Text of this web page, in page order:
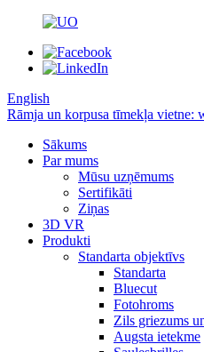
English
Rāmja un korpusa tīmekļa vietne:
Sākums
Par mums
Mūsu uzņēmums
Sertifikāti
Ziņas
3D VR
Produkti
Standarta objektīvs
Standarta
Bluecut
Fotohroms
Zils griezums
Augsta ietekme